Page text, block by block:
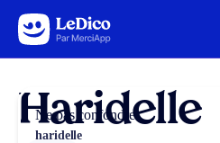
Aller au contenu
Haridelle
Ne pas confondre
haridelle